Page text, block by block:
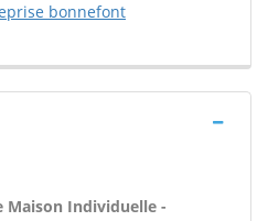
bonnefont
Maison Individuelle -